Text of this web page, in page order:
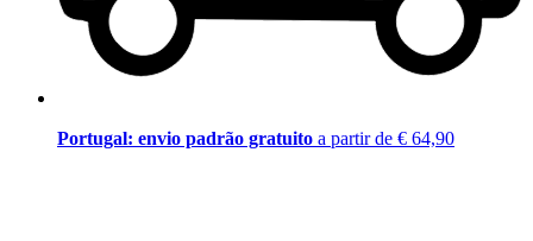
Portugal: envio padrão gratuito a partir de € 64,90